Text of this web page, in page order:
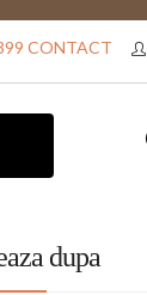
CONTACT
dupa